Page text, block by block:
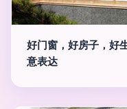
好门窗，好房子，好
意表达